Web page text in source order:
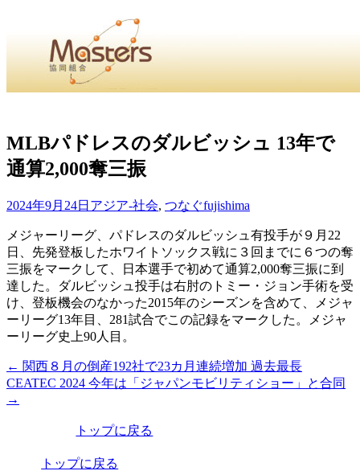
せ・
・Home・ ・理 念・ ・沿 革・ ・組織図・ ・会
協同組合Masters／
国土交通省・経済産業省・農林水産省・厚生労働省 認可
Masters組合員ログイン
MLBパドレスのダルビッシュ 13年で
通算2,000奪三振
2024年9月24日 アジア-社会, つなぐfujishima
メジャーリーグ、パドレスのダルビッシュ有投手が９月22
日、先発登板したホワイトソックス戦に３回までに６つの奪
三振をマークして、日本選手で初めて通算2,000奪三振に到
達した。ダルビッシュ投手は右肘のトミー・ジョン手術を受
け、登板機会のなかった2015年のシーズンを含めて、メジャ
ーリーグ13年目、281試合でこの記録をマークした。メジャ
ーリーグ史上90人目。
投
稿
← 関西８月の倒産192社で23カ月連続増加 過去最長
CEATEC 2024 今年は「ジャパンモビリティショー」と合同
→
トップに戻る
トップに戻る